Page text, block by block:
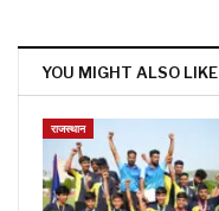
YOU MIGHT ALSO LIKE
राजस्थान